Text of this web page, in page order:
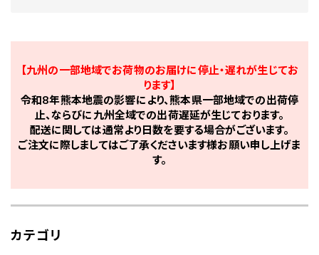
【九州の一部地域でお荷物のお届けに停止・遅れが生じてお
ります】
令和8年熊本地震の影響により、熊本県一部地域での出荷停
止、ならびに九州全域での出荷遅延が生じております。
配送に関しては通常より日数を要する場合がございます。
ご注文に際しましてはご了承くださいます様お願い申し上げま
す。
カテゴリ